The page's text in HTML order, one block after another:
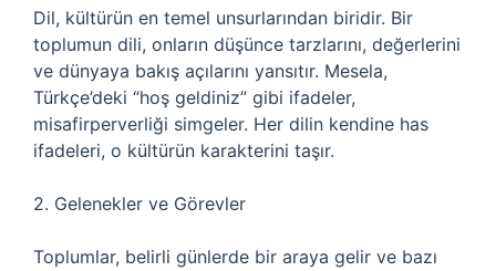
Dil, kültürün en temel unsurlarından biridir. Bir
toplumun dili, onların düşünce tarzlarını, değerlerini
ve dünyaya bakış açılarını yansıtır. Mesela,
Türkçe’deki “hoş geldiniz” gibi ifadeler,
misafirperverliği simgeler. Her dilin kendine has
ifadeleri, o kültürün karakterini taşır.
2. Gelenekler ve Görevler
Toplumlar, belirli günlerde bir araya gelir ve bazı